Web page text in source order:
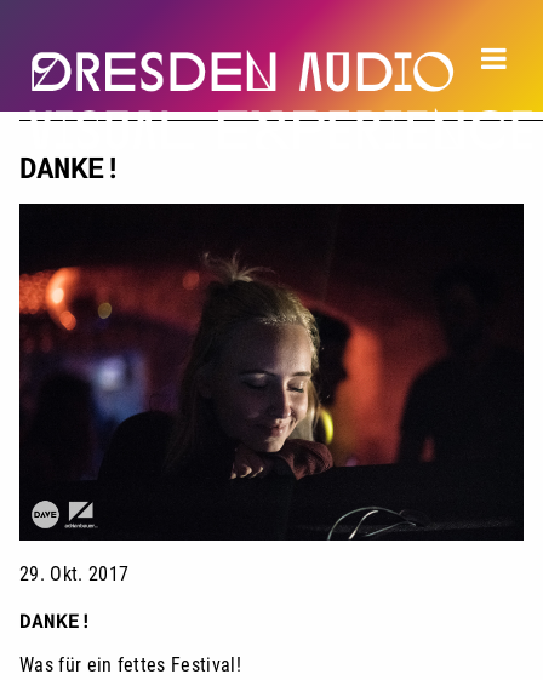
DANKE!
29. Okt. 2017
DANKE!
Was für ein fettes Festival!